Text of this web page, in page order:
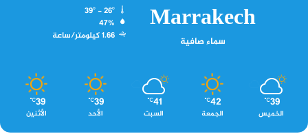
Marrakech
سماء صافية
47%
1.66 كيلومتر/ساعة
39
℃
الخميس
42
℃
الجمعة
41
℃
السبت
39
℃
الأحد
39
℃
الأثنين